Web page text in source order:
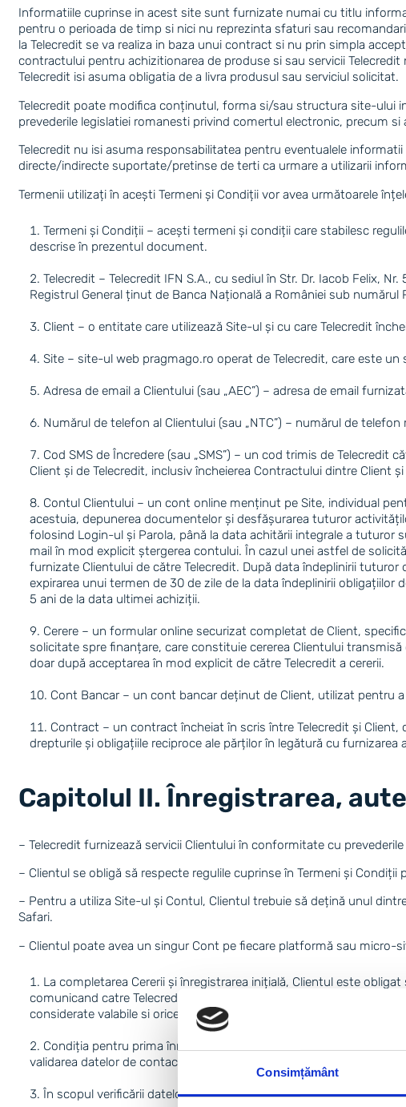
Consimțământ
Informatiile cuprinse in acest site sunt furnizate numai cu titlu
pentru o perioada de timp si nici nu reprezinta sfaturi sau
la Telecredit se va realiza in baza unui contract si nu prin simpla
contractului pentru achizitionarea de produse si sau servicii
Telecredit isi asuma obligatia de a livra produsul sau serviciul solicitat.
Telecredit poate modifica conținutul, forma si/sau structura site-ului
prevederile legislatiei romanesti privind comertul electronic, precum si
Telecredit nu isi asuma responsabilitatea pentru eventualele
directe/indirecte suportate/pretinse de terti ca urmare a utilizarii
Termenii utilizați în acești Termeni și Condiții vor avea următoarele
Termeni și Condiții – acești termeni și condiții care stabilesc
descrise în prezentul document.
Telecredit – Telecredit IFN S.A., cu sediul în Str. Dr. Iacob Felix,
Registrul General ținut de Banca Națională a României sub numărul
Client – o entitate care utilizează Site-ul și cu care Telecredit
Site – site-ul web pragmago.ro operat de Telecredit, care este
Adresa de email a Clientului (sau „AEC”) – adresa de email
Numărul de telefon al Clientului (sau „NTC”) – numărul de
Cod SMS de Încredere (sau „SMS”) – un cod trimis de
Client și de Telecredit, inclusiv încheierea Contractului dintre Client și
Contul Clientului – un cont online menținut pe Site, individual
acestuia, depunerea documentelor și desfășurarea tuturor
folosind Login-ul și Parola, până la data achitării integrale a tuturor
mail în mod explicit ștergerea contului. În cazul unei astfel de
furnizate Clientului de către Telecredit. După data îndeplinirii
expirarea unui termen de 30 de zile de la data îndeplinirii
5 ani de la data ultimei achiziții.
Cerere – un formular online securizat completat de Client,
solicitate spre finanțare, care constituie cererea Clientului
doar după acceptarea în mod explicit de către Telecredit a cererii.
Cont Bancar – un cont bancar deținut de Client, utilizat pentru
Contract – un contract încheiat în scris între Telecredit și Client,
drepturile și obligațiile reciproce ale părților în legătură cu furnizarea
Capitolul II. Înregistrarea,
– Telecredit furnizează servicii Clientului în conformitate cu
– Clientul se obligă să respecte regulile cuprinse în Termeni și
– Pentru a utiliza Site-ul și Contul, Clientul trebuie să dețină unul
Safari.
– Clientul poate avea un singur Cont pe fiecare platformă sau micro-
La completarea Cererii și înregistrarea inițială, Clientul este
comunicand catre Telecredit prin modificarea in contul de Client a
considerate valabile si orice comunicare sau utilizare a acestora va fi
Condiția pentru prima înregistrare a Clientului pe Site și
validarea datelor de contact (telefon și e-mail).
În scopul verificării datelor Clientului, pentru activarea Contului